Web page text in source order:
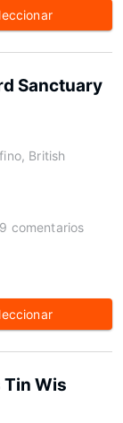
Sanctuary
British
comentarios
Tin Wis